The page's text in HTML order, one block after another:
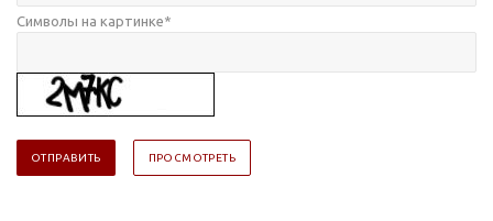
Символы на картинке*